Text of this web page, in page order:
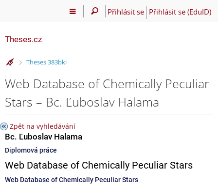
Přihlásit se Přihlásit se (EduID)
Theses.cz
>
Theses 383bki
Web Database of Chemically Peculiar
Stars – Bc. Ľuboslav Halama
Zpět na vyhledávání
Bc. Ľuboslav Halama
Diplomová práce
Web Database of Chemically Peculiar Stars
Web Database of Chemically Peculiar Stars